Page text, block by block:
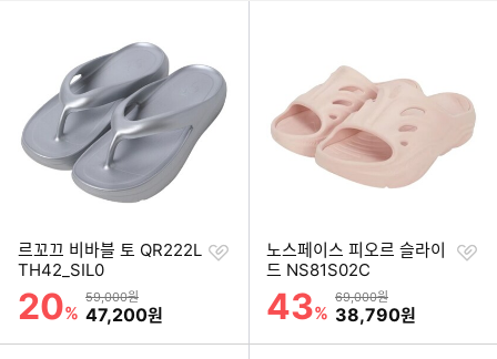
르꼬끄 비바블 토 QR222L
TH42_SIL0
할인률
20%
상품금액
59,000원
할인금액
47,200원
찜
노스페이스 피오르 슬라이
드 NS81S02C
할인률
43%
상품금액
69,000원
할인금액
38,790원
찜